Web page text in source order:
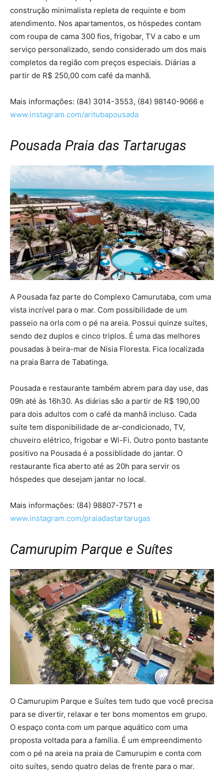
construção minimalista repleta de requinte e bom
atendimento. Nos apartamentos, os hóspedes contam
com roupa de cama 300 fios, frigobar, TV a cabo e um
serviço personalizado, sendo considerado um dos mais
completos da região com preços especiais. Diárias a
partir de R$ 250,00 com café da manhã.
Mais informações: (84) 3014-3553, (84) 98140-9066 e
www.instagram.com/aritubapousada
Pousada Praia das Tartarugas
A Pousada faz parte do Complexo Camurutaba, com uma
vista incrível para o mar. Com possibilidade de um
passeio na orla com o pé na areia. Possui quinze suítes,
sendo dez duplos e cinco triplos. É uma das melhores
pousadas à beira-mar de Nísia Floresta. Fica localizada
na praia Barra de Tabatinga.
Pousada e restaurante também abrem para day use, das
09h até às 16h30. As diárias são a partir de R$ 190,00
para dois adultos com o café da manhã incluso. Cada
suíte tem disponibilidade de ar-condicionado, TV,
chuveiro elétrico, frigobar e Wi-Fi. Outro ponto bastante
positivo na Pousada é a possiblidade do jantar. O
restaurante fica aberto até as 20h para servir os
hóspedes que desejam jantar no local.
Mais informações: (84) 98807-7571 e
www.instagram.com/praiadastartarugas
Camurupim Parque e Suítes
O Camurupim Parque e Suítes tem tudo que você precisa
para se divertir, relaxar e ter bons momentos em grupo.
O espaço conta com um parque aquático com uma
proposta voltada para a família. É um empreendimento
com o pé na areia na praia de Camurupim e conta com
oito suítes, sendo quatro delas de frente para o mar.